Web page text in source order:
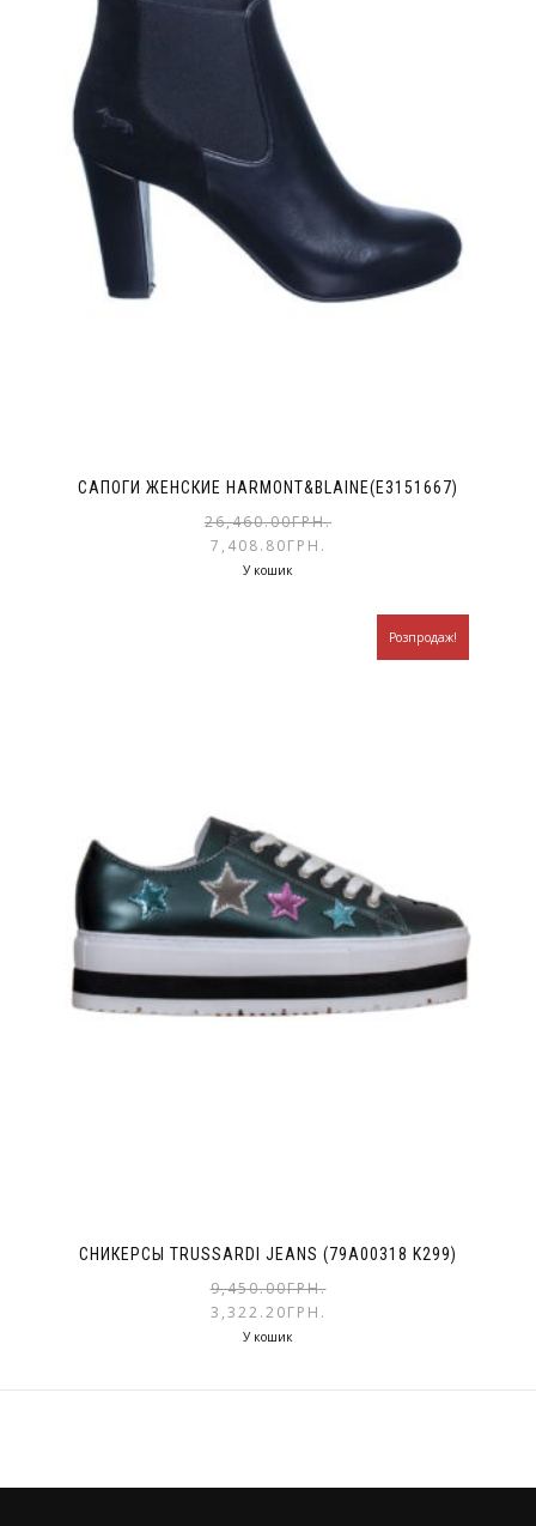
САПОГИ ЖЕНСКИЕ HARMONT&BLAINE(E3151667)
26,460.00ГРН.
7,408.80ГРН.
У кошик
СНИКЕРСЫ TRUSSARDI JEANS (79A00318 K299)
Розпродаж!
9,450.00ГРН.
3,322.20ГРН.
У кошик